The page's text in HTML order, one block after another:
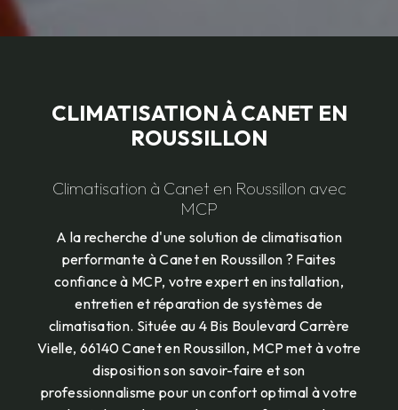
CLIMATISATION À CANET EN
ROUSSILLON
Climatisation à Canet en Roussillon avec
MCP
A la recherche d'une solution de climatisation
performante à Canet en Roussillon ? Faites
confiance à MCP, votre expert en installation,
entretien et réparation de systèmes de
climatisation. Située au 4 Bis Boulevard Carrère
Vielle, 66140 Canet en Roussillon, MCP met à votre
disposition son savoir-faire et son
professionnalisme pour un confort optimal à votre